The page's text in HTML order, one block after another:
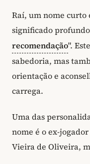
Raí, um nome curto
significado
recomendação".
sabedoria, mas
orientação e
carrega.
Uma das
nome é o ex-
Vieira de Oliveira,